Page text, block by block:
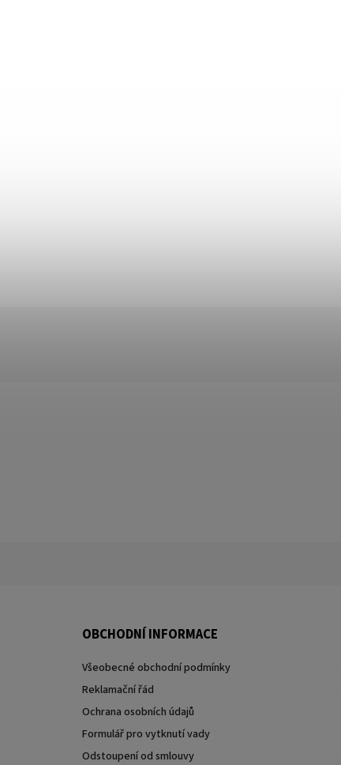
OBCHODNÍ INFORMACE
Všeobecné obchodní podmínky
Reklamační řád
Ochrana osobních údajů
Formulář pro vytknutí vady
Odstoupení od smlouvy